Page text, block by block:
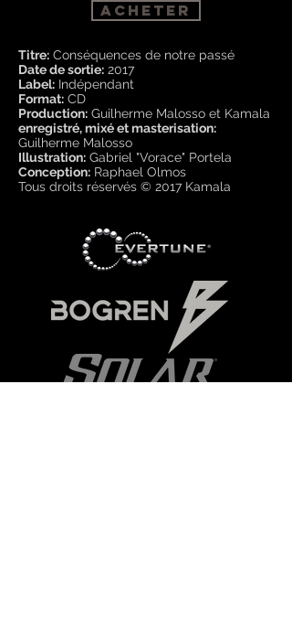
acheter
Titre: Conséquences de notre passé
Date de sortie: 2017
Label: Indépendant
Format: CD
Production: Guilherme Malosso et Kamala
enregistré, mixé et masterisation:
Guilherme Malosso
Illustration: Gabriel "Vorace" Portela
Conception: Raphael Olmos
Tous droits réservés © 2017 Kamala